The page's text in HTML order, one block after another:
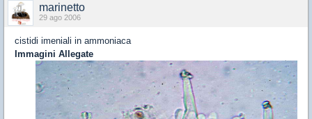
marinetto
29 ago 2006
cistidi imeniali in ammoniaca
Immagini Allegate